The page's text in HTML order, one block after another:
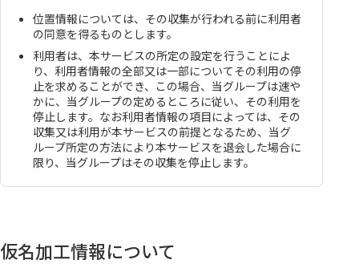
位置情報については、その収集が行われる前に利用者
の同意を得るものとします。
利用者は、本サービスの所定の設定を行うことによ
り、利用者情報の全部又は一部についてその利用の停
止を求めることができ、この場合、当グループは速や
かに、当グループの定めるところに従い、その利用を
停止します。なお利用者情報の項目によっては、その
収集又は利用が本サービスの前提となるため、当グ
ループ所定の方法により本サービスを退会した場合に
限り、当グループはその収集を停止します。
仮名加工情報について